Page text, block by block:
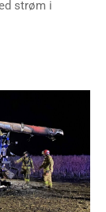
strøm i